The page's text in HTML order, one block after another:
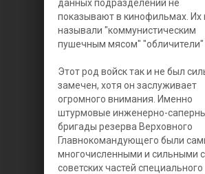
данных подразделений не
показывают в кинофильмах. Их
называли "коммунистическим
пушечным мясом" "обличители"
Этот род войск так и не был
замечен, хотя он заслуживает
огромного внимания. Именно
штурмовые инженерно-
бригады резерва Верховного
Главнокомандующего были
многочисленными и сильными
советских частей специального